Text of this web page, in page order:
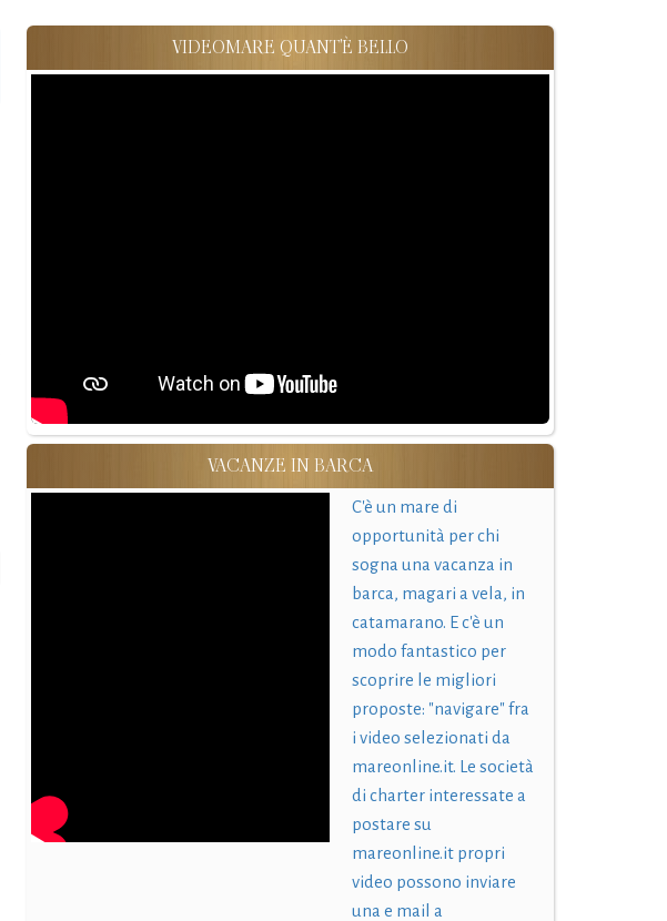
VIDEOMARE QUANT'È BELLO
VACANZE IN BARCA
C'è un mare di
opportunità per chi
sogna una vacanza in
barca, magari a vela, in
catamarano. E c'è un
modo fantastico per
scoprire le migliori
proposte: "navigare" fra
i video selezionati da
mareonline.it. Le società
di charter interessate a
postare su
mareonline.it propri
video possono inviare
una e mail a